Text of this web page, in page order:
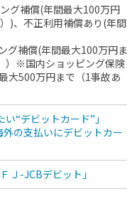
グ補償(年間最大100万円
)、不正利用補償あり(年間
グ補償(年間最大100万円ま
）※国内ショッピング保険
大500万円まで（1事故あ
“デビットカード”」
の支払いにデビットカー
Ｊ-JCBデビット」